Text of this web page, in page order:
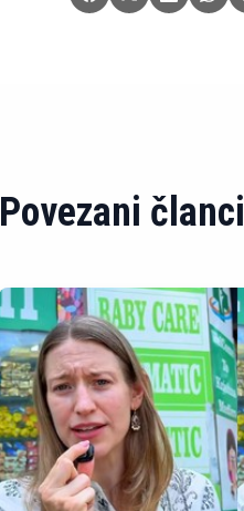
Povezani članci